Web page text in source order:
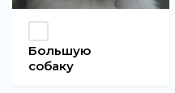
Большую
собаку